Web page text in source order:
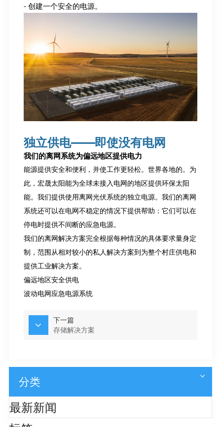
- 创建一个安全的电源。
独立供电——即使没有电网
我们的离网系统为偏远地区提供电力
能源提供安全和便利，并使工作更轻松。世界各地的。为
此，宏晟太阳能为全球未接入电网的地区提供环保太阳
能。我们提供使用离网光伏系统的独立电源。我们的离网
系统还可以在电网不稳定的情况下提供帮助：它们可以在
停电时提供不间断的应急电源。
我们的离网解决方案完全根据每种情况的具体要求量身定
制，范围从相对较小的私人解决方案到为整个村庄供电和
提供工业解决方案。
偏远地区安全供电
波动电网应急电源系统
下一篇
存储解决方案
分类
最新新闻